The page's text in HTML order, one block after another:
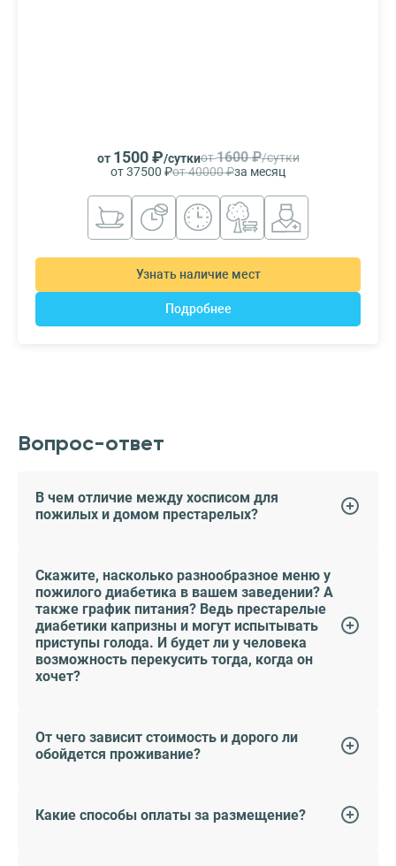
от 1500 ₽/суткиот1600 ₽/сутки
от 37500 ₽от 40000 ₽за месяц
Узнать наличие мест
Подробнее
Вопрос-ответ
В чем отличие между хосписом для
пожилых и домом престарелых?
Скажите, насколько разнообразное меню у
пожилого диабетика в вашем заведении? А
также график питания? Ведь престарелые
диабетики капризны и могут испытывать
приступы голода. И будет ли у человека
возможность перекусить тогда, когда он
хочет?
От чего зависит стоимость и дорого ли
обойдется проживание?
Какие способы оплаты за размещение?